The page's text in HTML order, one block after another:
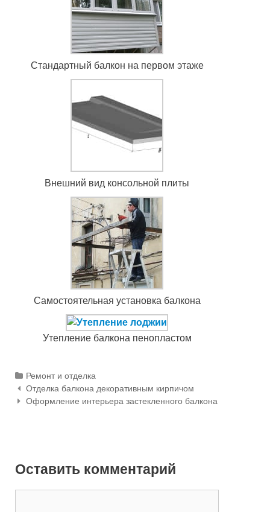
Стандартный балкон на первом этаже
Внешний вид консольной плиты
Самостоятельная установка балкона
Утепление балкона пенопластом
Categories
Ремонт и отделка
Навигация по статьям
Отделка балкона декоративным кирпичом
Оформление интерьера застекленного балкона
Оставить комментарий